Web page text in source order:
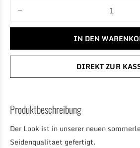
IN DEN
DIREKT ZUR
Produktbeschreibung
Der Look ist in unserer neuen
Seidenqualitaet gefertigt.